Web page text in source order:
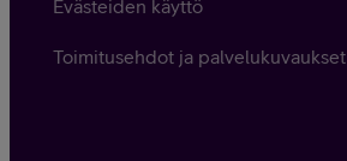
Evästeiden käyttö
Toimitusehdot ja palvelukuvaukset